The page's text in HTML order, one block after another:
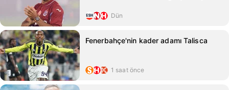
Dün
Fenerbahçe'nin kader adamı Talisca
1 saat önce